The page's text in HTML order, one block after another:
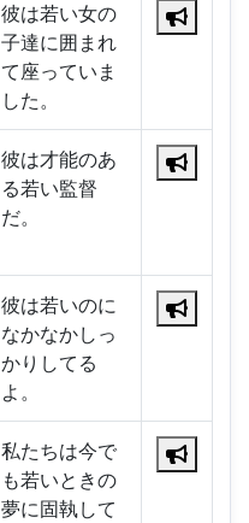
彼は若い女の
子達に囲まれ
て座っていま
した。
彼は才能のあ
る若い監督
だ。
彼は若いのに
なかなかしっ
かりしてる
よ。
私たちは今で
も若いときの
夢に固執して